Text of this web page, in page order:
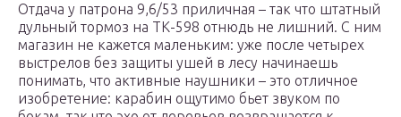
Отдача у патрона 9,6/53 приличная – так что штатный
дульный тормоз на ТК-598 отнюдь не лишний. С ним
магазин не кажется маленьким: уже после четырех
выстрелов без защиты ушей в лесу начинаешь
понимать, что активные наушники – это отличное
изобретение: карабин ощутимо бьет звуком по